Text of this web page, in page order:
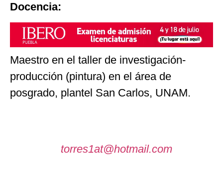
Docencia:
Maestro en el taller de investigación-
producción (pintura) en el área de
posgrado, plantel San Carlos, UNAM.
torres1at@hotmail.com